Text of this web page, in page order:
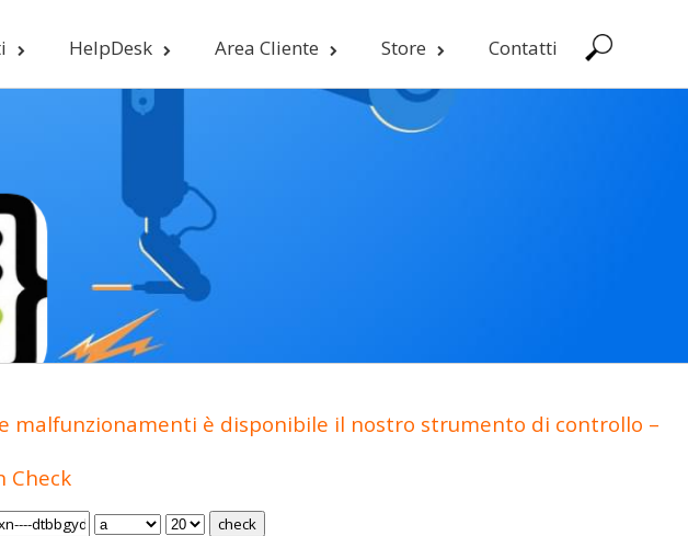
HelpDesk Area Cliente Store Contatti
malfunzionamenti è disponibile il nostro strumento di controllo –
Check